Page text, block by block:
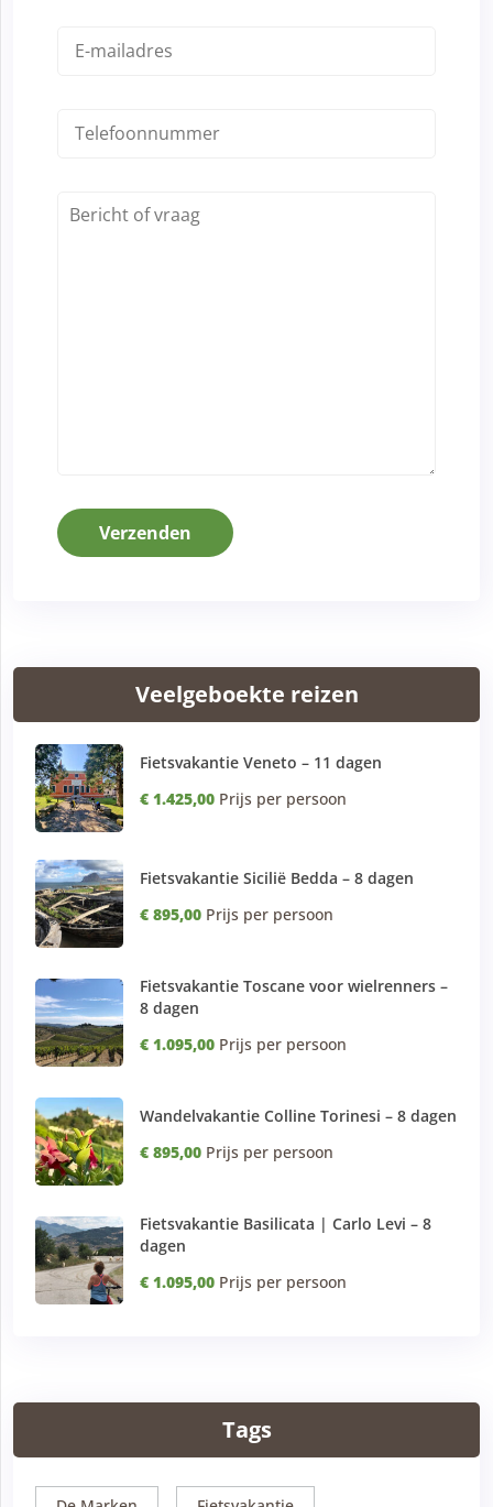
Verzenden
Veelgeboekte reizen
Fietsvakantie Veneto – 11 dagen
€ 1.425,00 Prijs per persoon
Fietsvakantie Sicilië Bedda – 8 dagen
€ 895,00 Prijs per persoon
Fietsvakantie Toscane voor wielrenners –
8 dagen
€ 1.095,00 Prijs per persoon
Wandelvakantie Colline Torinesi – 8 dagen
€ 895,00 Prijs per persoon
Fietsvakantie Basilicata | Carlo Levi – 8
dagen
€ 1.095,00 Prijs per persoon
Tags